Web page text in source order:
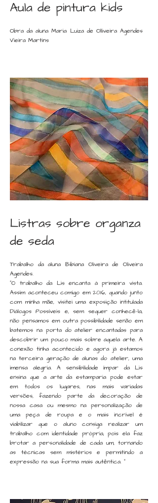
Aula de pintura kids
Obra da aluna Maria Luiza de Olliveira Agendes
Vieira Martins
Listras sobre organza
de seda
Trabalho da aluna Bibiana Oliveira de Oliveira
Agendes.
"O trabalho da Lis encanta à primeira vista.
Assim aconteceu comigo em 2016, quando junto
com minha mãe, visitei uma exposição intitulada
Diálogos Possíveis e, sem sequer conhecê-la,
não pensamos em outra possibilidade senão em
batemos na porta do atelier encantadas para
descobrir um pouco mais sobre aquela arte. A
conexão tinha acontecido e agora já estamos
na terceira geração de alunas do atelier, uma
imensa alegria. A sensibilidade ímpar da Lis
ensina que a arte da estamparia pode estar
em todos os lugares, nas mais variadas
versões, fazendo parte da decoração de
nossa casa ou mesmo na personalização de
uma peça de roupa e o mais incrível é
viabilizar que o aluno consiga realizar um
trabalho com identidade própria, pois ela faz
brotar a personalidade de cada um, tornando
as técnicas sem mistérios e permitindo a
expressão na sua forma mais autêntica. "